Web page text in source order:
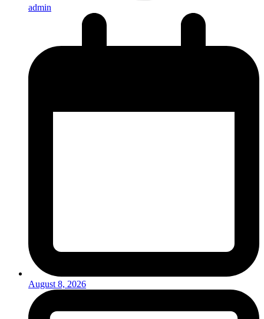
admin
August 8, 2026